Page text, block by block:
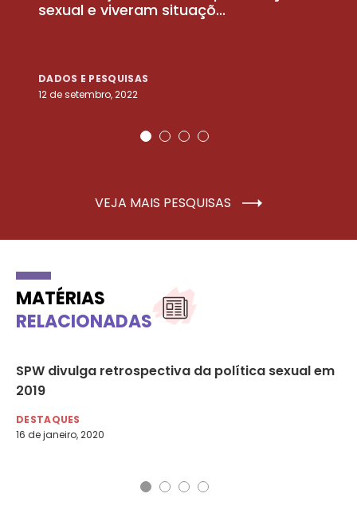
sexual e viveram situaçõ...
DADOS E PESQUISAS
12 de setembro, 2022
VEJA MAIS PESQUISAS
MATÉRIAS
RELACIONADAS
SPW divulga retrospectiva da política sexual em
2019
DESTAQUES
16 de janeiro, 2020